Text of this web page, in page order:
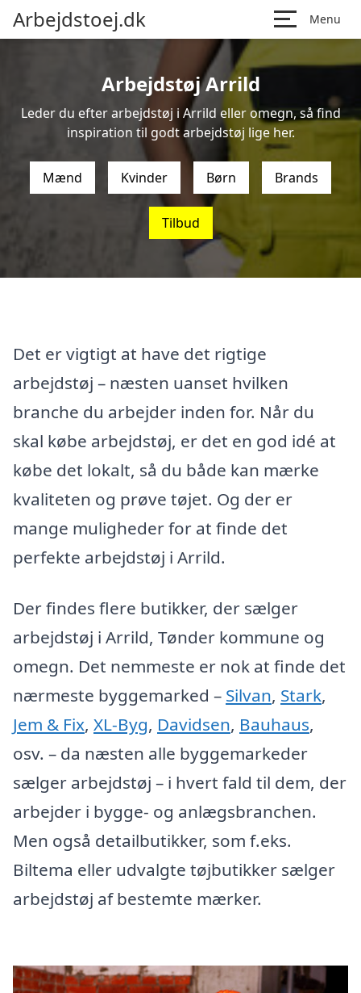
Arbejdstoej.dk Menu
Arbejdstøj Arrild
Leder du efter arbejdstøj i Arrild eller omegn, så find
inspiration til godt arbejdstøj lige her.
Mænd Kvinder Børn Brands
Tilbud
Det er vigtigt at have det rigtige
arbejdstøj – næsten uanset hvilken
branche du arbejder inden for. Når du
skal købe arbejdstøj, er det en god idé at
købe det lokalt, så du både kan mærke
kvaliteten og prøve tøjet. Og der er
mange muligheder for at finde det
perfekte arbejdstøj i Arrild.
Der findes flere butikker, der sælger
arbejdstøj i Arrild, Tønder kommune og
omegn. Det nemmeste er nok at finde det
nærmeste byggemarked – Silvan, Stark,
Jem & Fix, XL-Byg, Davidsen, Bauhaus,
osv. – da næsten alle byggemarkeder
sælger arbejdstøj – i hvert fald til dem, der
arbejder i bygge- og anlægsbranchen.
Men også detailbutikker, som f.eks.
Biltema eller udvalgte tøjbutikker sælger
arbejdstøj af bestemte mærker.